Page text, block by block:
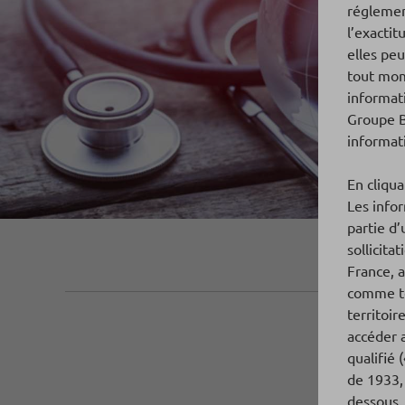
elles
tout
Groupe
En
Les
partie
France,
comme
accéder
qualifié
de